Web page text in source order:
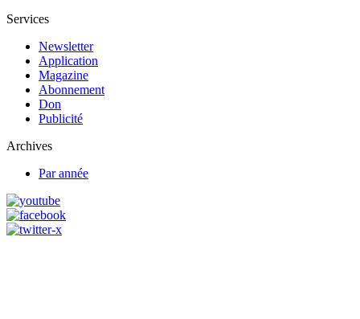
Services
Newsletter
Application
Magazine
Abonnement
Don
Publicité
Archives
Par année